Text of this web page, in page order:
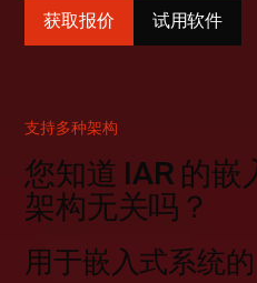
获取报价 试用软件
支持多种架构
您知道 IAR 的嵌
架构无关吗？
用于嵌入式系统